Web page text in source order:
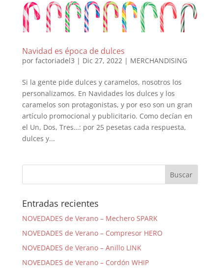
Navidad es época de dulces
por factoriadel3 | Dic 27, 2022| MERCHANDISING
Si la gente pide dulces y caramelos, nosotros los
personalizamos. En Navidades los dulces y los
caramelos son protagonistas, y por eso son un gran
artículo promocional y publicitario. Como decían en
el Un, Dos, Tres…: por 25 pesetas cada respuesta,
dulces y...
Entradas recientes
NOVEDADES de Verano – Mechero SPARK
NOVEDADES de Verano – Compresor HERO
NOVEDADES de Verano – Anillo LINK
NOVEDADES de Verano – Cordón WHIP